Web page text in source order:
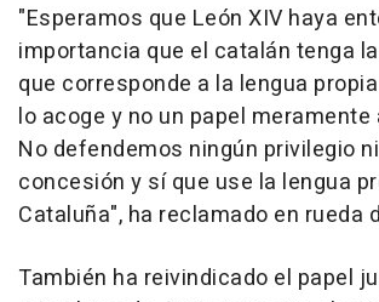
"Esperamos que León XIV haya
importancia que el catalán tenga
que corresponde a la lengua
lo acoge y no un papel
No defendemos ningún privilegio
concesión y sí que use la lengua
Cataluña", ha reclamado en rueda
También ha reivindicado el papel